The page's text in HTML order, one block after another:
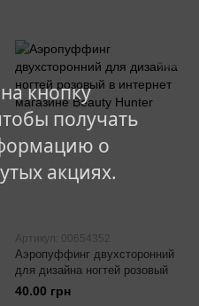
кнопку
получать
о
акциях.
Артикул: 00654352
Аэропуффинг двухсторонний
для дизайна ногтей розовый
40.00 грн